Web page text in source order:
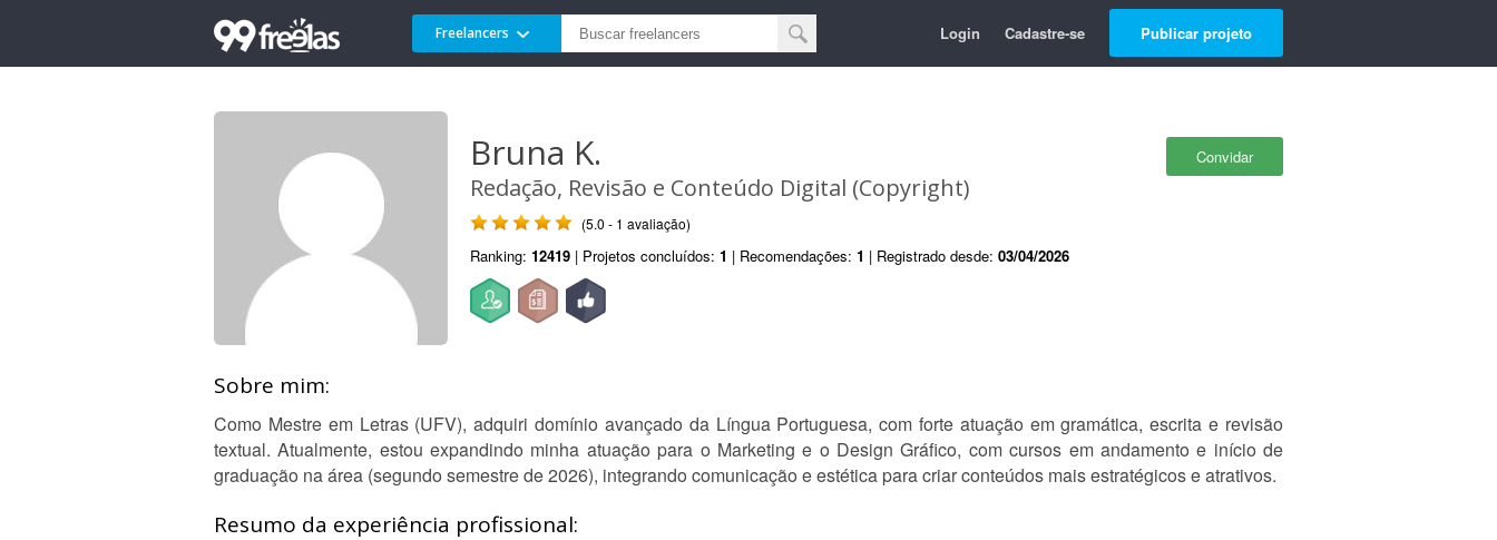
Freelancers Login Cadastre-se Publicar projeto
Convidar
Bruna K.
Redação, Revisão e Conteúdo Digital (Copyright)
(5.0 - 1 avaliação)
Ranking: 12419 | Projetos concluídos: 1 | Recomendações: 1 | Registrado desde: 03/04/2026
Sobre mim:
Como Mestre em Letras (UFV), adquiri domínio avançado da Língua Portuguesa, com forte atuação em gramática, escrita e revisão
textual. Atualmente, estou expandindo minha atuação para o Marketing e o Design Gráfico, com cursos em andamento e início de
graduação na área (segundo semestre de 2026), integrando comunicação e estética para criar conteúdos mais estratégicos e atrativos.
Resumo da experiência profissional: